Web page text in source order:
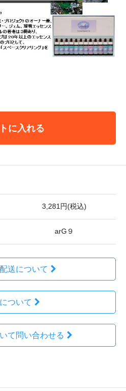
に入れる
3,281円(税込)
arG９
送について
ついて
て問い合わせる